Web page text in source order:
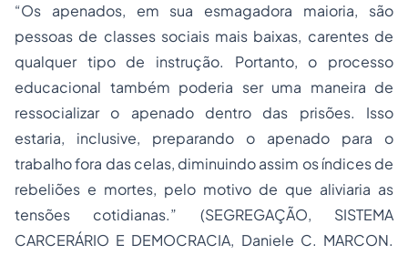
“Os apenados, em sua esmagadora maioria, são
pessoas de classes sociais mais baixas, carentes de
qualquer tipo de instrução. Portanto, o processo
educacional também poderia ser uma maneira de
ressocializar o apenado dentro das prisões. Isso
estaria, inclusive, preparando o apenado para o
trabalho fora das celas, diminuindo assim os índices de
rebeliões e mortes, pelo motivo de que aliviaria as
tensões cotidianas.” (SEGREGAÇÃO, SISTEMA
CARCERÁRIO E DEMOCRACIA, Daniele C. MARCON.